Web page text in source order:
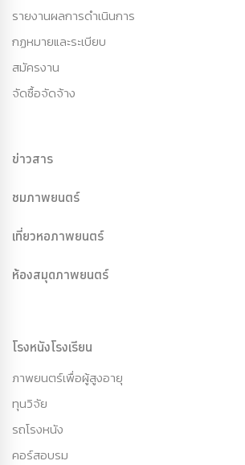
รายงานผลการดำเนินการ
กฏหมายและระเบียบ
สมัครงาน
จัดซื้อจัดจ้าง
ข่าวสาร
ชมภาพยนตร์
เที่ยวหอภาพยนตร์
ห้องสมุดภาพยนตร์
โรงหนังโรงเรียน
ภาพยนตร์เพื่อผู้สูงอายุ
ทุนวิจัย
รถโรงหนัง
คอร์สอบรม